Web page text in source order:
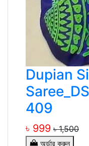
Dupian
409
৳ 999 ৳ 1,500
অর্ডার করুন